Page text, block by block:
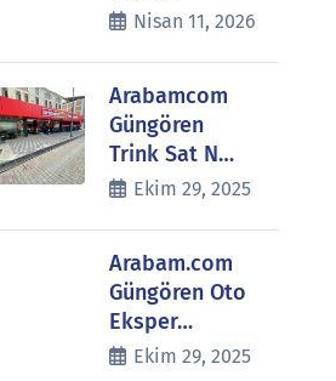
Nisan 11, 2026
Arabamcom
Güngören
Trink Sat N…
Ekim 29, 2025
Arabam.com
Güngören Oto
Eksper…
Ekim 29, 2025